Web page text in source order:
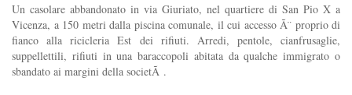
Un casolare abbandonato in via Giuriato, nel quartiere di San Pio X a
Vicenza, a 150 metri dalla piscina comunale, il cui accesso Ã¨ proprio di
fianco alla ricicleria Est dei rifiuti. Arredi, pentole, cianfrusaglie,
suppellettili, rifiuti in una baraccopoli abitata da qualche immigrato o
sbandato ai margini della societÃ .